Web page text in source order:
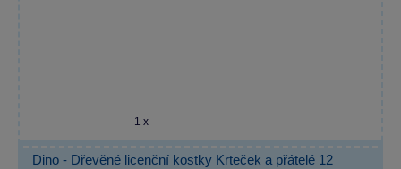
1 x
Dino - Dřevěné licenční kostky Krteček a přátelé 12